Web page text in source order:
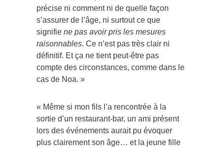
précise ni comment ni de quelle façon
s’assurer de l’âge, ni surtout ce que
signifie ne pas avoir pris les mesures
raisonnables . Ce n’est pas très clair ni
définitif. Et ça ne tient peut-être pas
compte des circonstances, comme dans le
cas de Noa. »
« Même si mon fils l’a rencontrée à la
sortie d’un restaurant-bar, un ami présent
lors des événements aurait pu évoquer
plus clairement son âge… et la jeune fille